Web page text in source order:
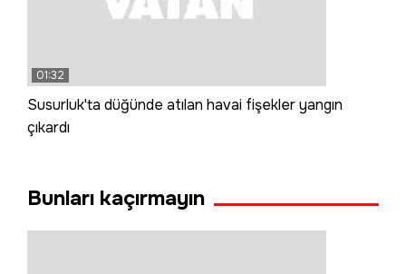
01:32
Susurluk'ta düğünde atılan havai fişekler yangın
çıkardı
Bunları kaçırmayın